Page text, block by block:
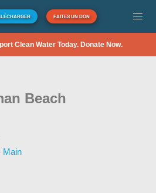
FAITES UN DON
Clean Water Today. Donate Now.
Beach
Main